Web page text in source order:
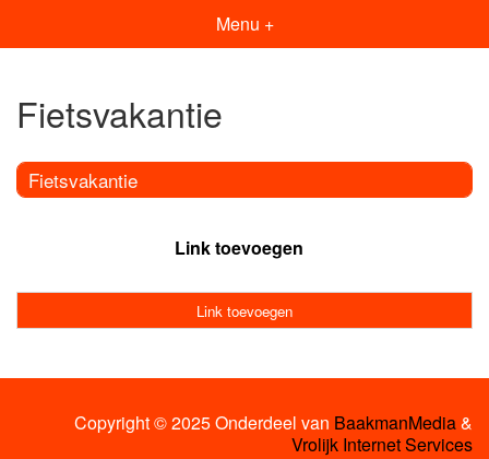
Menu +
Fietsvakantie
Fietsvakantie
Link toevoegen
Link toevoegen
Copyright © 2025 Onderdeel van BaakmanMedia&
Vrolijk Internet Services